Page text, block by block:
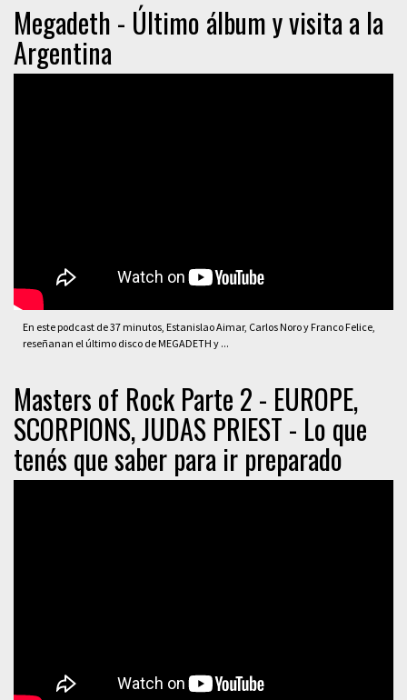
Megadeth - Último álbum y visita a la
Argentina
En este podcast de 37 minutos, Estanislao Aimar, Carlos Noro y Franco Felice,
reseñanan el último disco de MEGADETH y ...
Masters of Rock Parte 2 - EUROPE,
SCORPIONS, JUDAS PRIEST - Lo que
tenés que saber para ir preparado